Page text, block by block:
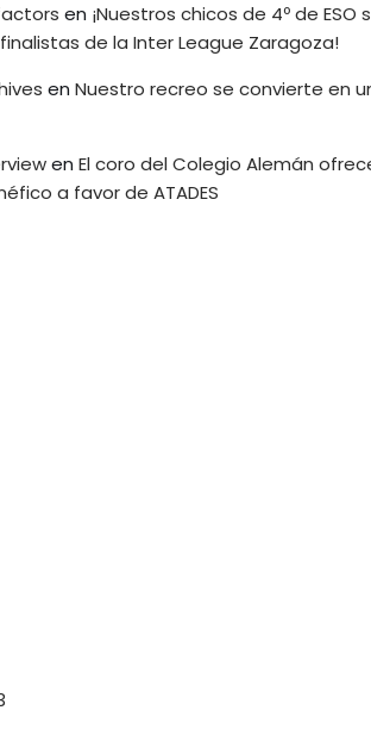
en ¡Nuestros chicos de 4º de ESO
de la Inter League Zaragoza!
en Nuestro recreo se convierte en
en El coro del Colegio Alemán
a favor de ATADES